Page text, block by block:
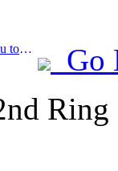
Prev:Bureau municipal de la culture et du tourisme de Pékin : En 2025, Pékin a accueilli 5,48 millions de touristes étrangers, soit une augmentation de 39 % par rapport à l’année précédente.
Go